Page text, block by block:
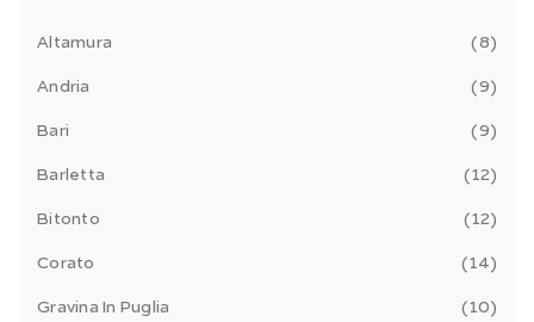
Altamura 8
Andria 9
Bari 9
Barletta 12
Bitonto 12
Corato 14
Gravina In Puglia 10